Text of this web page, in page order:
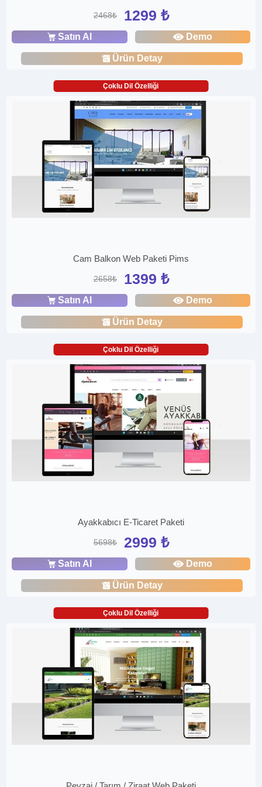
2468₺ 1299 ₺
Satın Al Demo
Ürün Detay
Çoklu Dil Özelliği
Cam Balkon Web Paketi Pims
2658₺ 1399 ₺
Satın Al Demo
Ürün Detay
Çoklu Dil Özelliği
Ayakkabıcı E-Ticaret Paketi
5698₺ 2999 ₺
Satın Al Demo
Ürün Detay
Çoklu Dil Özelliği